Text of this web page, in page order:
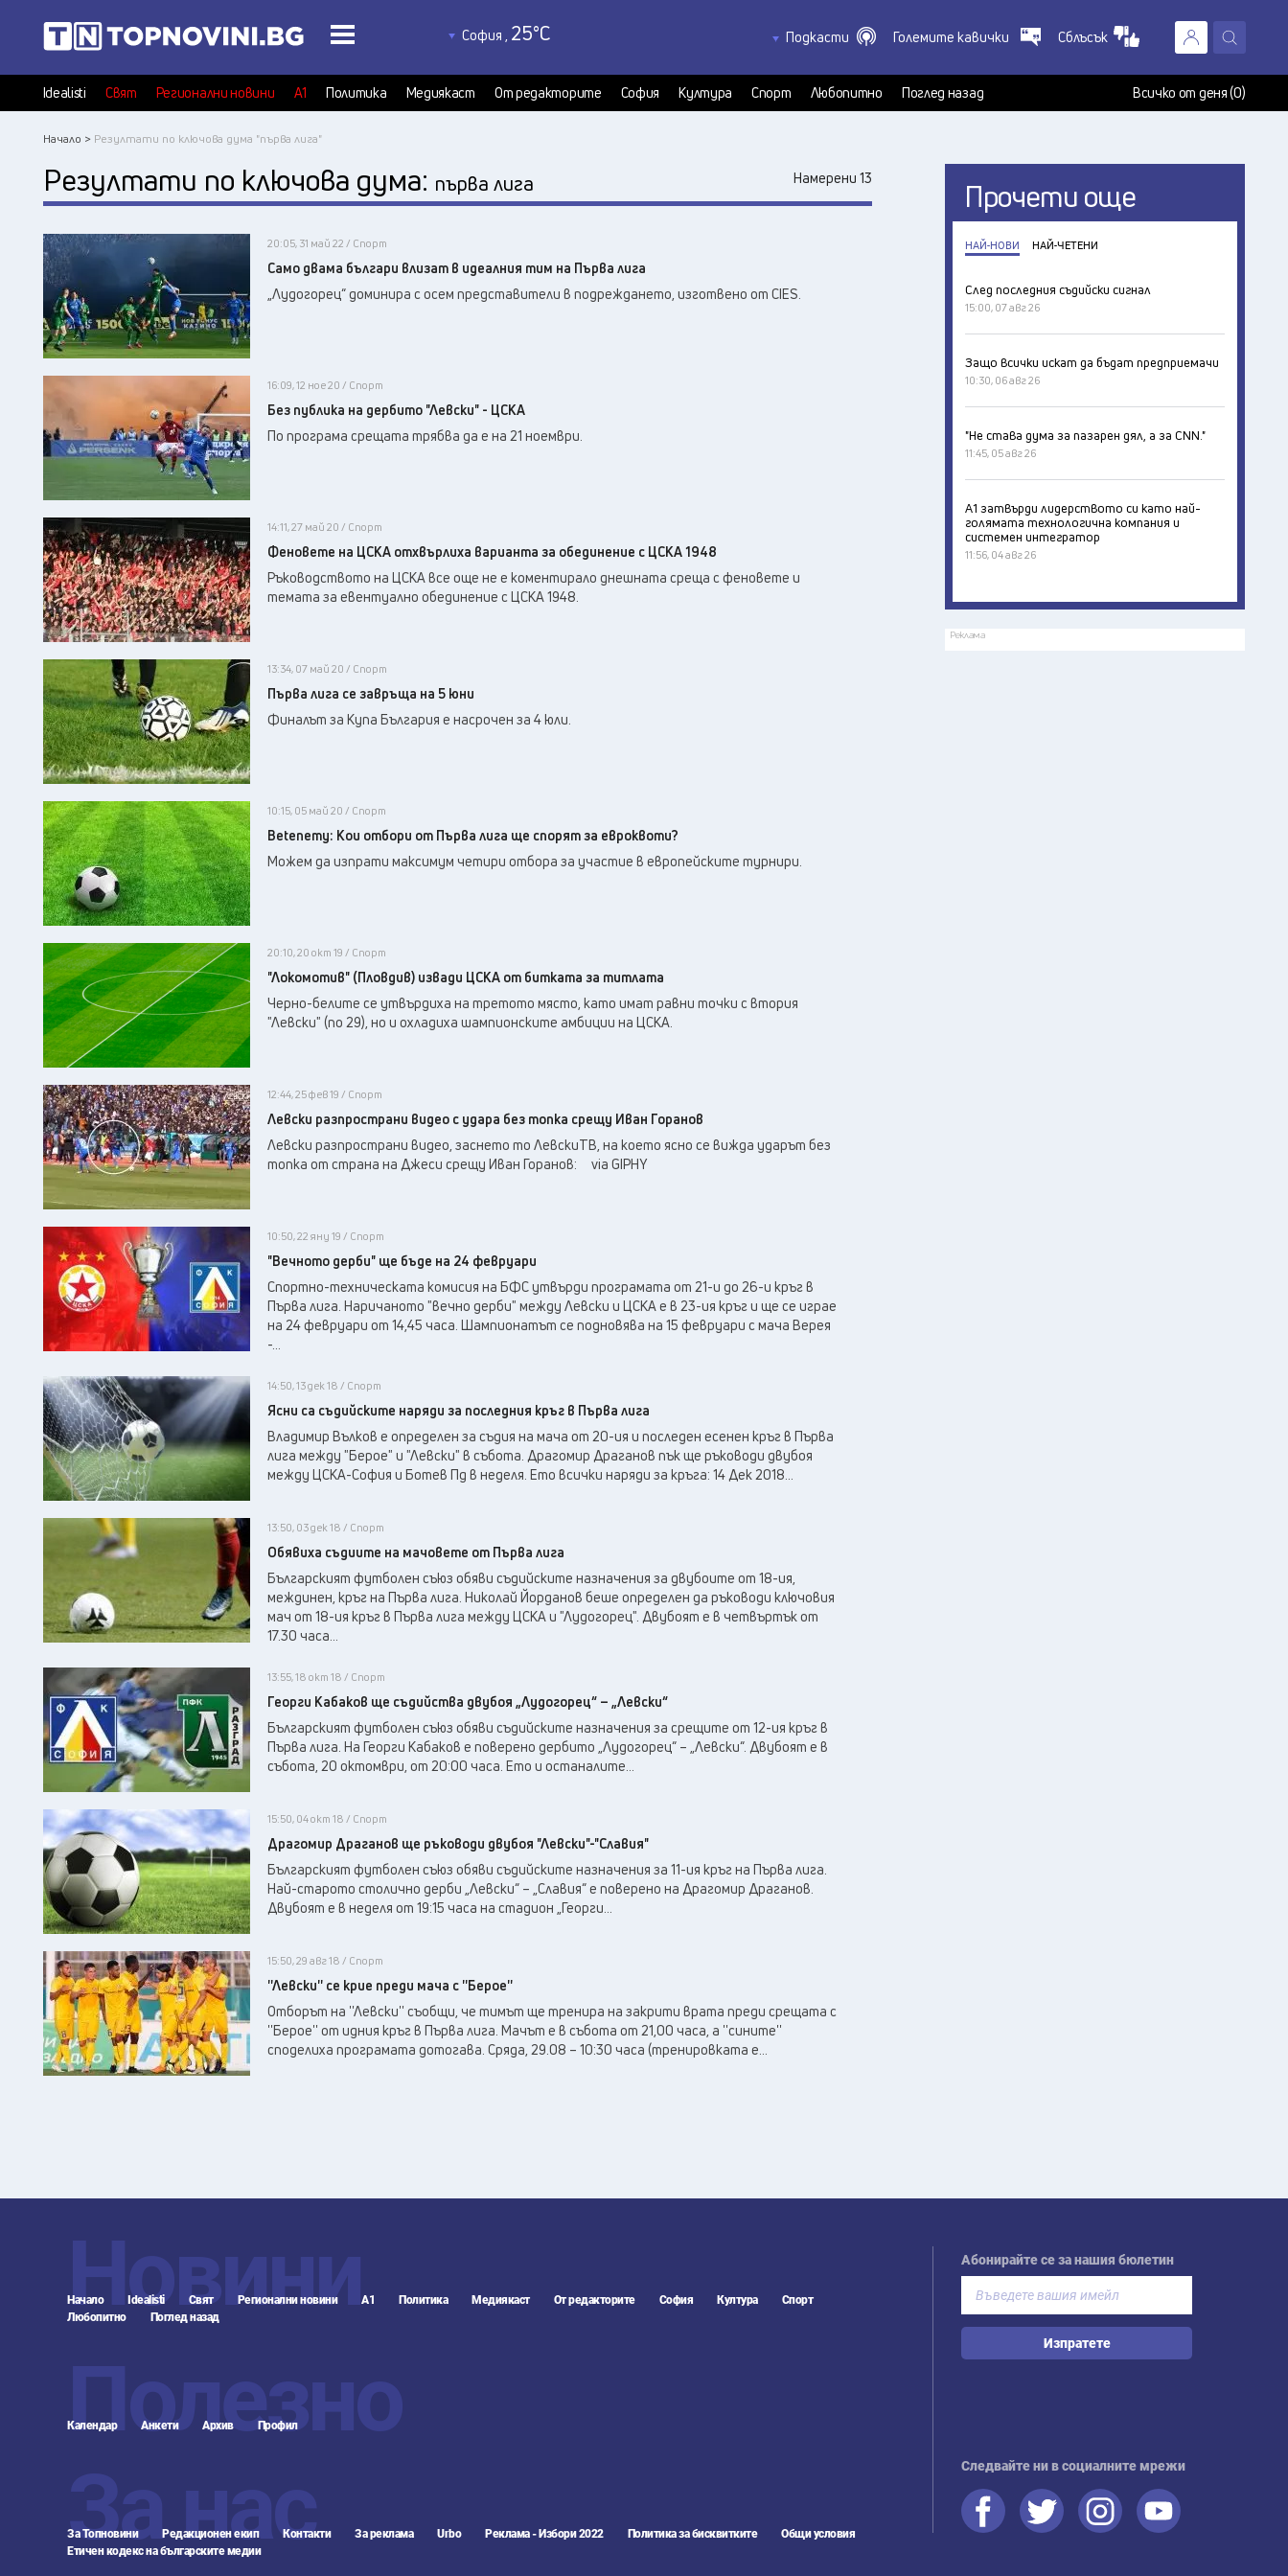
X
София , 25°C
Бургас, 27°C
Варна, 28°C
Видин, 30
Добрич, 27°C
Кърджали, 28°C
Пазарджик
Перник , 24°C
Русе, 28°C
Силистра, 27°C
Сливен , 28°C
Хасково 31°C
Подкасти
КултурКаст
Медиякаст
Големите кавички Сблъсък
Idealisti Свят Регионални новини А1 Политика Медиякаст От редакторите София Култура Спорт Любопитно Поглед назад Всичко от деня (0)
Начало > Резултати по ключова дума "първа лига"
Резултати по ключова дума: първа лига Намерени 13
20:05, 31 май 22 / Спорт
Само двама българи влизат в идеалния тим на Първа лига
„Лудогорец“ доминира с осем представители в подреждането, изготвено от CIES.
16:09, 12 ное 20 / Спорт
Без публика на дербито "Левски" - ЦСКА
По програма срещата трябва да е на 21 ноември.
14:11, 27 май 20 / Спорт
Феновете на ЦСКА отхвърлиха варианта за обединение с ЦСКА 1948
Ръководството на ЦСКА все още не е коментирало днешната среща с феновете и
темата за евентуално обединение с ЦСКА 1948.
13:34, 07 май 20 / Спорт
Първа лига се завръща на 5 юни
Финалът за Купа България е насрочен за 4 юли.
10:15, 05 май 20 / Спорт
Betenemy: Кои отбори от Първа лига ще спорят за евроквоти?
Можем да изпрати максимум четири отбора за участие в европейските турнири.
20:10, 20 окт 19 / Спорт
"Локомотив" (Пловдив) извади ЦСКА от битката за титлата
Черно-белите се утвърдиха на третото място, като имат равни точки с втория
"Левски" (по 29), но и охладиха шампионските амбиции на ЦСКА.
12:44, 25 фев 19 / Спорт
Левски разпространи видео с удара без топка срещу Иван Горанов
Левски разпространи видео, заснето то ЛевскиТВ, на което ясно се вижда ударът без
топка от страна на Джеси срещу Иван Горанов: via GIPHY
10:50, 22 яну 19 / Спорт
"Вечното дерби" ще бъде на 24 февруари
Спортно-техническата комисия на БФС утвърди програмата от 21-и до 26-и кръг в
Първа лига. Наричаното "вечно дерби" между Левски и ЦСКА е в 23-ия кръг и ще се играе
на 24 февруари от 14,45 часа. Шампионатът се подновява на 15 февруари с мача Верея
-...
14:50, 13 дек 18 / Спорт
Ясни са съдийските наряди за последния кръг в Първа лига
Владимир Вълков е определен за съдия на мача от 20-ия и последен есенен кръг в Първа
лига между "Берое" и "Левски" в събота. Драгомир Драганов пък ще ръководи двубоя
между ЦСКА-София и Ботев Пд в неделя. Ето всички наряди за кръга: 14 Дек 2018...
13:50, 03 дек 18 / Спорт
Обявиха съдиите на мачовете от Първа лига
Българският футболен съюз обяви съдийските назначения за двубоите от 18-ия,
междинен, кръг на Първа лига. Николай Йорданов беше определен да ръководи ключовия
мач от 18-ия кръг в Първа лига между ЦСКА и "Лудогорец". Двубоят е в четвъртък от
17.30 часа...
13:55, 18 окт 18 / Спорт
Георги Кабаков ще съдийства двубоя „Лудогорец“ – „Левски“
Българският футболен съюз обяви съдийските назначения за срещите от 12-ия кръг в
Първа лига. На Георги Кабаков е поверено дербито „Лудогорец“ – „Левски“. Двубоят е в
събота, 20 октомври, от 20:00 часа. Ето и останалите...
15:50, 04 окт 18 / Спорт
Драгомир Драганов ще ръководи двубоя "Левски"-"Славия"
Българският футболен съюз обяви съдийските назначения за 11-ия кръг на Първа лига.
Най-старото столично дерби „Левски“ – „Славия“ е поверено на Драгомир Драганов.
Двубоят е в неделя от 19:15 часа на стадион „Георги...
15:50, 29 авг 18 / Спорт
''Левски'' се крие преди мача с ''Берое''
Отборът на ''Левски'' съобщи, че тимът ще тренира на закрити врата преди срещата с
''Берое'' от идния кръг в Първа лига. Мачът е в събота от 21,00 часа, а ''сините''
споделиха програмата дотогава. Сряда, 29.08 – 10:30 часа (тренировката е...
Прочети още
НАЙ-НОВИ НАЙ-ЧЕТЕНИ
След последния съдийски сигнал
15:00, 07 авг 26
Защо всички искат да бъдат предприемачи
10:30, 06 авг 26
"Не става дума за пазарен дял, а за CNN."
11:45, 05 авг 26
А1 затвърди лидерството си като най-
голямата технологична компания и
системен интегратор
11:56, 04 авг 26
Реклама
Новини
Начало Idealisti Свят Регионални новини А1 Политика Медиякаст От редакторите София Култура
Спорт
Любопитно
Поглед назад
Полезно
Календар Анкети Архив Профил
За нас
За Топновини Редакционен екип Контакти За реклама Urbo Реклама - Избори 2022 Политика за бисквитките
Общи условия
Етичен кодекс на българските медии
Абонирайте се за нашия бюлетин
Изпратете
Следвайте ни в социалните мрежи